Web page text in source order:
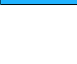
千葉県松戸市新松戸3-2-2